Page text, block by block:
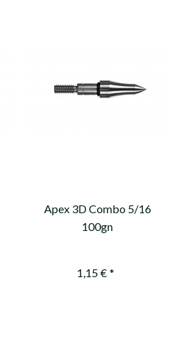
Apex 3D Combo 5/16
100gn
1,15 € *